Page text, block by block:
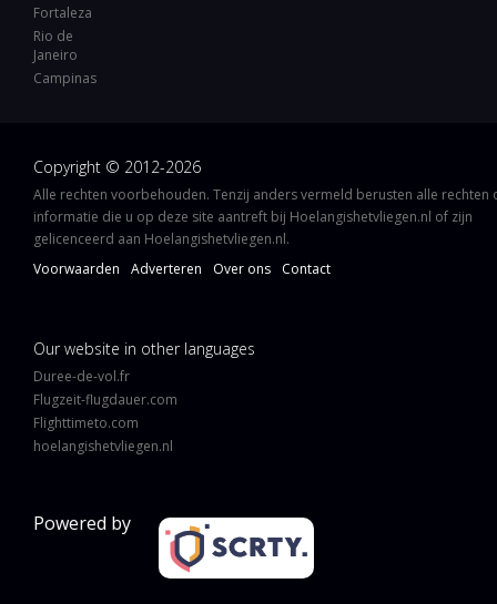
Fortaleza
Rio de
Janeiro
Campinas
Copyright © 2012-2026
Alle rechten voorbehouden. Tenzij anders vermeld berusten alle rechten
informatie die u op deze site aantreft bij Hoelangishetvliegen.nl of zijn
gelicenceerd aan Hoelangishetvliegen.nl.
Voorwaarden
Adverteren Over ons Contact
Our website in other languages
Duree-de-vol.fr
Flugzeit-flugdauer.com
Flighttimeto.com
hoelangishetvliegen.nl
Powered by